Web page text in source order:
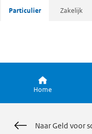
Ga
Particulier Zakelijk
Home
Naar Geld voor